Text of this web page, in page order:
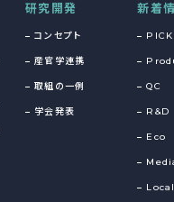
研究開発
コンセプト
産官学連携
取組の一例
学会発表
新着
QC
R&D
Eco